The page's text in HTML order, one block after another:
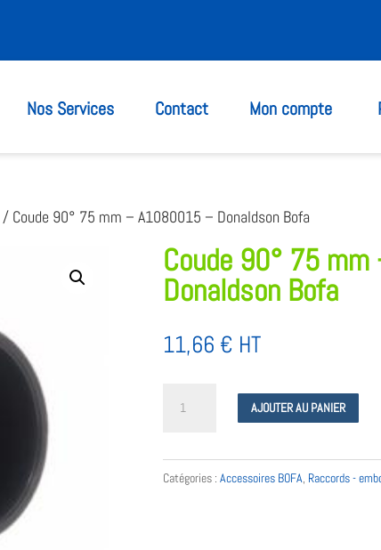
Nos Services Contact Mon compte
/ Coude 90° 75 mm – A1080015 – Donaldson Bofa
Coude 90° 75
Donaldson Bofa
11,66 € HT
90°
AJOUTER AU PANIER
Catégories : Accessoires BOFA, Raccords -